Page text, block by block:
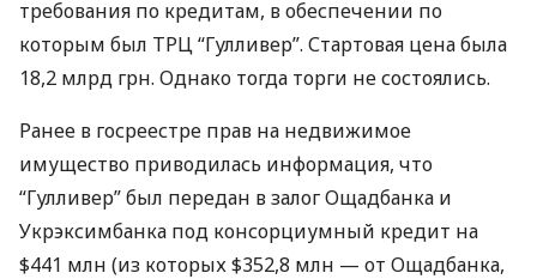
требования по кредитам, в обеспечении по
которым был ТРЦ“Гулливер”. Стартовая цена была
18,2 млрд грн. Однако тогда торги не состоялись.
Ранее в госреестре прав на недвижимое
имущество приводилась информация, что
“Гулливер” был передан в залог Ощадбанка и
Укрэксимбанка под консорциумный кредит на
$441 млн (из которых $352,8 млн — от Ощадбанка,